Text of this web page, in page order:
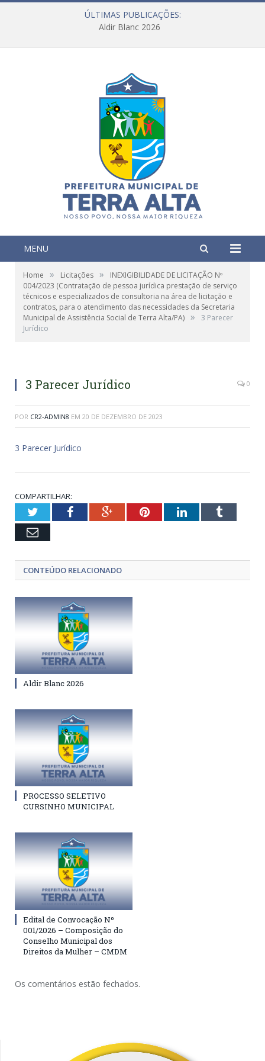
ÚLTIMAS PUBLICAÇÕES:
Aldir Blanc 2026
MENU
Home » Licitações »
INEXIGIBILIDADE DE LICITAÇÃO Nº
004/2023 (Contratação de pessoa jurídica prestação de serviço
técnicos e especializados de consultoria na área de licitação e
contratos, para o atendimento das necessidades da Secretaria
Municipal de Assistência Social de Terra Alta/PA) »
3 Parecer
Jurídico
3 Parecer Jurídico 0
POR CR2-ADMIN8 EM 20 DE DEZEMBRO DE 2023
3 Parecer Jurídico
COMPARTILHAR:
TwitterFacebookGoogle+PinterestLinkedInTumblr
Email
CONTEÚDO RELACIONADO
Aldir Blanc 2026
PROCESSO SELETIVO
CURSINHO MUNICIPAL
Edital de Convocação Nº
001/2026 – Composição do
Conselho Municipal dos
Direitos da Mulher – CMDM
Os comentários estão fechados.